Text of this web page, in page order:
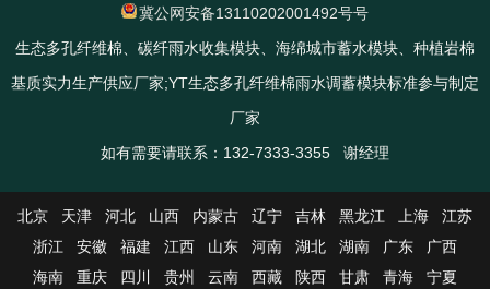
冀公网安备13110202001492号号
生态多孔纤维棉、碳纤雨水收集模块、海绵城市蓄水模块、种植岩棉
基质实力生产供应厂家;YT生态多孔纤维棉雨水调蓄模块标准参与制定
厂家
如有需要请联系：132-7333-3355 谢经理
北京 天津 河北 山西 内蒙古 辽宁 吉林 黑龙江 上海
江苏
浙江
安徽 福建 江西 山东 河南 湖北 湖南 广东
广西
海南
重庆 四川 贵州 云南 西藏 陕西 甘肃 青海 宁夏